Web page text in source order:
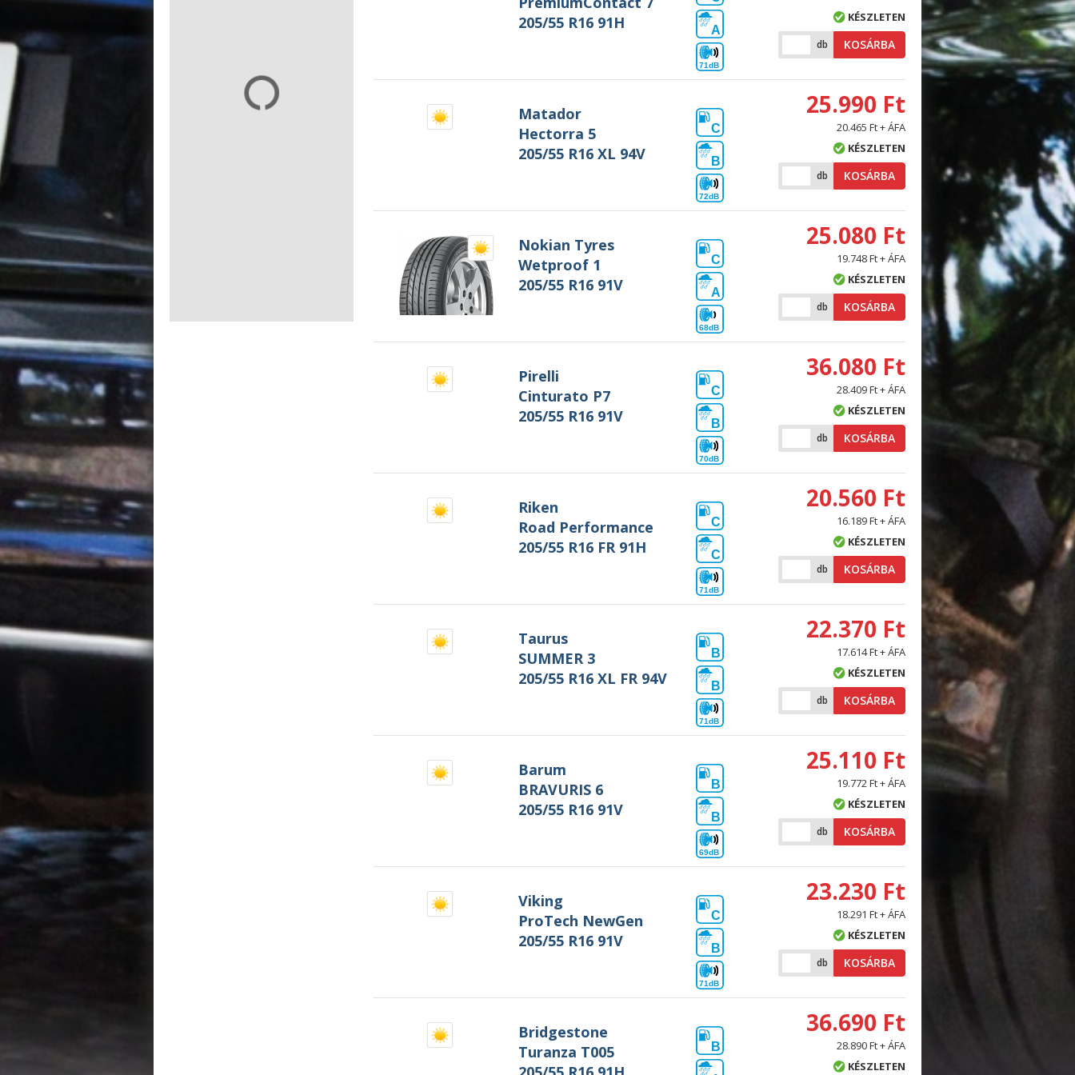
205/55 R16 91H
A
71dB
KÉSZLETEN
db KOSÁRBA
Matador
Hectorra 5
205/55 R16 XL 94V
C
B
72dB
25.990 Ft
20.465 Ft + ÁFA
KÉSZLETEN
db KOSÁRBA
Nokian Tyres
Wetproof 1
205/55 R16 91V
C
A
68dB
25.080 Ft
19.748 Ft + ÁFA
KÉSZLETEN
db KOSÁRBA
Pirelli
Cinturato P7
205/55 R16 91V
C
B
70dB
36.080 Ft
28.409 Ft + ÁFA
KÉSZLETEN
db KOSÁRBA
Riken
Road Performance
205/55 R16 FR 91H
C
C
71dB
20.560 Ft
16.189 Ft + ÁFA
KÉSZLETEN
db KOSÁRBA
Taurus
SUMMER 3
205/55 R16 XL FR 94V
B
B
71dB
22.370 Ft
17.614 Ft + ÁFA
KÉSZLETEN
db KOSÁRBA
Barum
BRAVURIS 6
205/55 R16 91V
B
B
69dB
25.110 Ft
19.772 Ft + ÁFA
KÉSZLETEN
db KOSÁRBA
Viking
ProTech NewGen
205/55 R16 91V
C
B
71dB
23.230 Ft
18.291 Ft + ÁFA
KÉSZLETEN
db KOSÁRBA
Bridgestone
Turanza T005
B
36.690 Ft
28.890 Ft + ÁFA
KÉSZLETEN